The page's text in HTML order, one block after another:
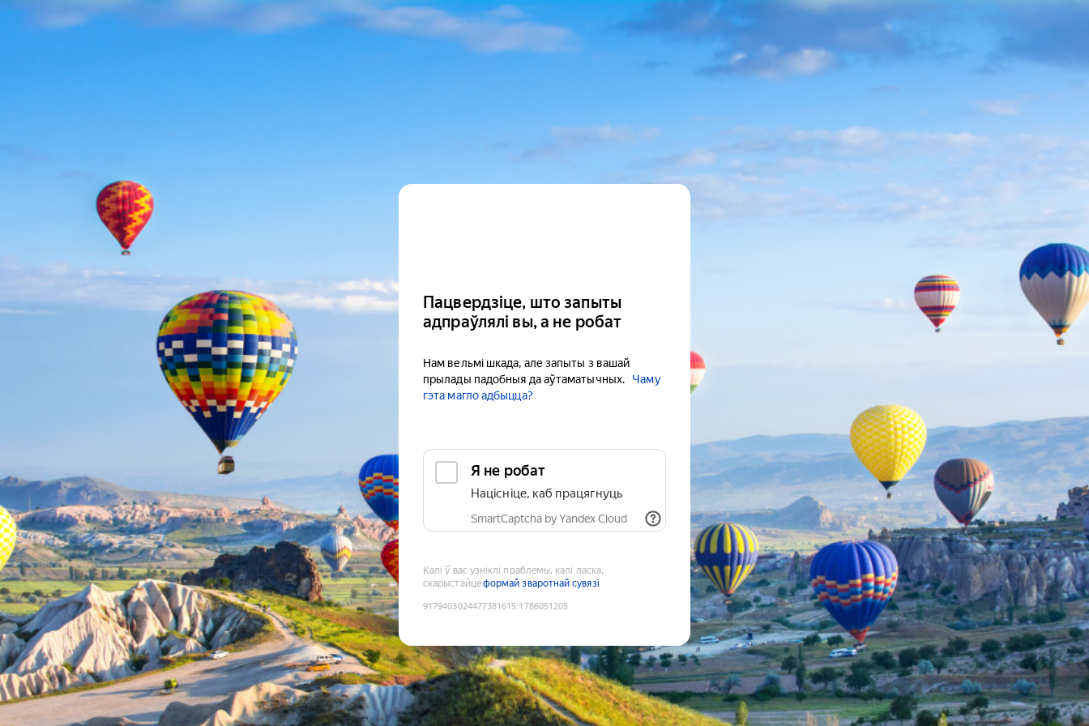
Пацвердзіце, што запыты
адпраўлялі вы, а не робат
Нам вельмі шкада, але запыты з вашай
прылады падобныя да аўтаматычных.
Чаму
гэта магло адбыцца?
Я не робат
Націсніце, каб працягнуць
SmartCaptcha by Yandex Cloud
Калі ў вас узніклі праблемы, калі ласка,
скарыстайцеформай зваротнай сувязі
9179403024477381615:1786051205